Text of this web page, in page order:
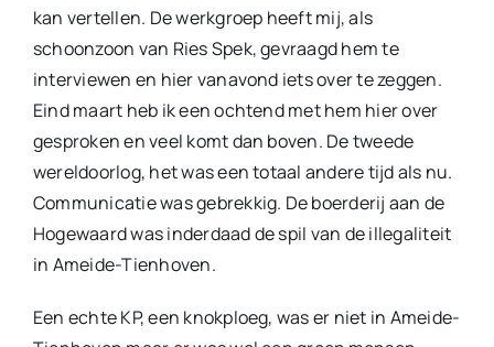
kan vertellen. De werkgroep heeft mij, als
schoonzoon van Ries Spek, gevraagd hem te
interviewen en hier vanavond iets over te zeggen.
Eind maart heb ik een ochtend met hem hier over
gesproken en veel komt dan boven. De tweede
wereldoorlog, het was een totaal andere tijd als nu.
Communicatie was gebrekkig. De boerderij aan de
Hogewaard was inderdaad de spil van de illegaliteit
in Ameide-Tienhoven.
Een echte KP, een knokploeg, was er niet in Ameide-